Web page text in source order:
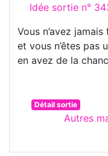
Idée sortie n°
Vous n’avez
et vous n’êtes pas
en avez de la
Détail sortie
Autres